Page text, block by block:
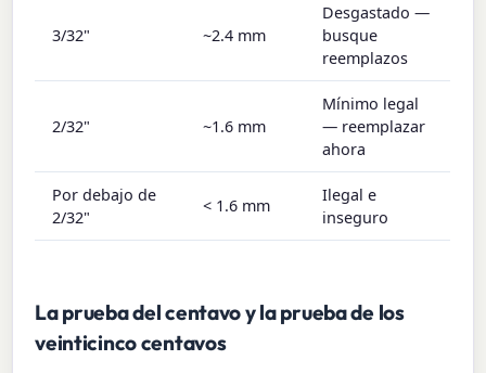
3/32" ~2.4 mm
Desgastado —
busque
reemplazos
2/32" ~1.6 mm
Mínimo legal
— reemplazar
ahora
Por debajo de
2/32"
< 1.6 mm
Ilegal e
inseguro
La prueba del centavo y la prueba de los
veinticinco centavos